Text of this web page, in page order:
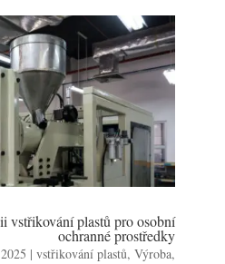
vstřikování plastů pro osobní
ochranné prostředky
|vstřikování plastů,Výroba,